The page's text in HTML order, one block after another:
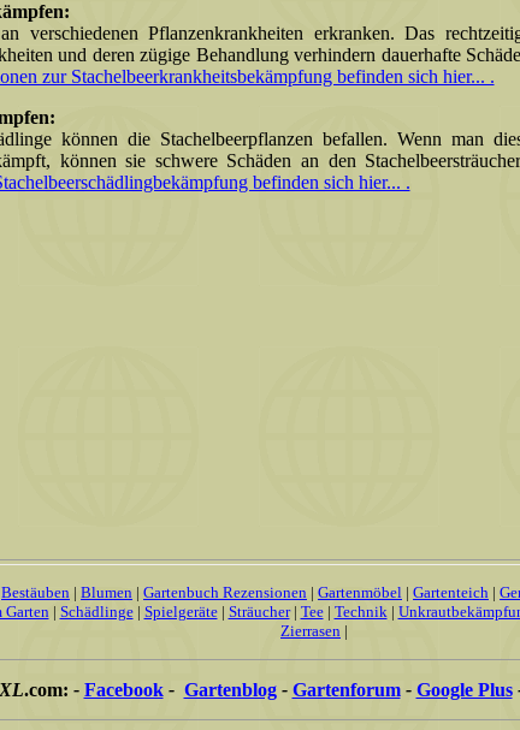
verschiedenen Pflanzenkrankheiten erkranken. Das
und deren zügige Behandlung verhindern dauerhafte
zur Stachelbeerkrankheitsbekämpfung befinden sich hier... .
können die Stachelbeerpflanzen befallen. Wenn man
können sie schwere Schäden an den
befinden sich hier... .
Bestäuben | Blumen | Gartenbuch Rezensionen | Gartenmöbel | Gartenteich |
Garten| Schädlinge| Spielgeräte| Sträucher| Tee| Technik|
Zierrasen |
XL.com: - Facebook - Gartenblog - Gartenforum- Google Plus